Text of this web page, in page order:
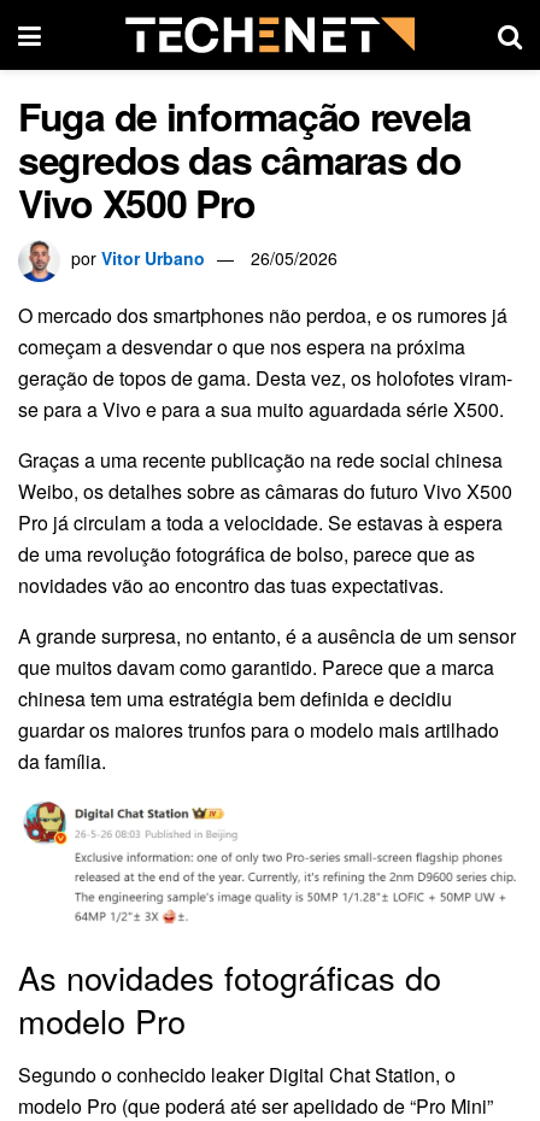
Fuga de informação revela
segredos das câmaras do
Vivo X500 Pro
por Vitor Urbano 26/05/2026
O mercado dos smartphones não perdoa, e os rumores já
começam a desvendar o que nos espera na próxima
geração de topos de gama. Desta vez, os holofotes viram-
se para a Vivo e para a sua muito aguardada série X500.
Graças a uma recente publicação na rede social chinesa
Weibo, os detalhes sobre as câmaras do futuro Vivo X500
Pro já circulam a toda a velocidade. Se estavas à espera
de uma revolução fotográfica de bolso, parece que as
novidades vão ao encontro das tuas expectativas.
A grande surpresa, no entanto, é a ausência de um sensor
que muitos davam como garantido. Parece que a marca
chinesa tem uma estratégia bem definida e decidiu
guardar os maiores trunfos para o modelo mais artilhado
da família.
As novidades fotográficas do
modelo Pro
Segundo o conhecido leaker Digital Chat Station, o
modelo Pro (que poderá até ser apelidado de “Pro Mini”